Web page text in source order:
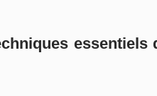
essentiels